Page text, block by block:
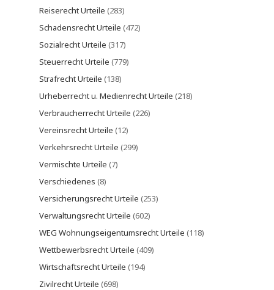
Reiserecht Urteile (283)
Schadensrecht Urteile (472)
Sozialrecht Urteile (317)
Steuerrecht Urteile (779)
Strafrecht Urteile (138)
Urheberrecht u. Medienrecht Urteile (218)
Verbraucherrecht Urteile (226)
Vereinsrecht Urteile (12)
Verkehrsrecht Urteile (299)
Vermischte Urteile (7)
Verschiedenes (8)
Versicherungsrecht Urteile (253)
Verwaltungsrecht Urteile (602)
WEG Wohnungseigentumsrecht Urteile (118)
Wettbewerbsrecht Urteile (409)
Wirtschaftsrecht Urteile (194)
Zivilrecht Urteile (698)